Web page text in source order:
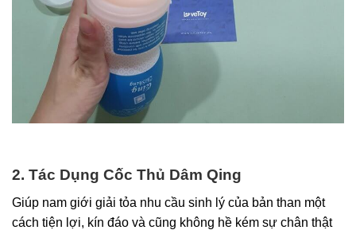
2. Tác Dụng Cốc Thủ Dâm Qing
Giúp nam giới giải tỏa nhu cầu sinh lý của bản than một
cách tiện lợi, kín đáo và cũng không hề kém sự chân thật